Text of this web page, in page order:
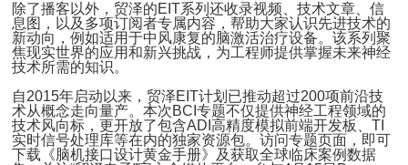
除了播客以外，贸泽的EIT系列还收录视频、技术文章、信
息图，以及多项订阅者专属内容，帮助大家认识先进技术的
新动向，例如适用于中风康复的脑激活治疗设备。该系列聚
焦现实世界的应用和新兴挑战，为工程师提供掌握未来神经
技术所需的知识。
自2015年启动以来，贸泽EIT计划已推动超过200项前沿技
术从概念走向量产。本次BCI专题不仅提供神经工程领域的
技术风向标，更开放了包含ADI高精度模拟前端开发板、TI
实时信号处理库等在内的独家资源包。访问专题页面，即可
下载《脑机接口设计黄金手册》及获取全球临床案例数据